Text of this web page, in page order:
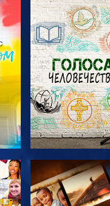
СМОТРЕТЬ